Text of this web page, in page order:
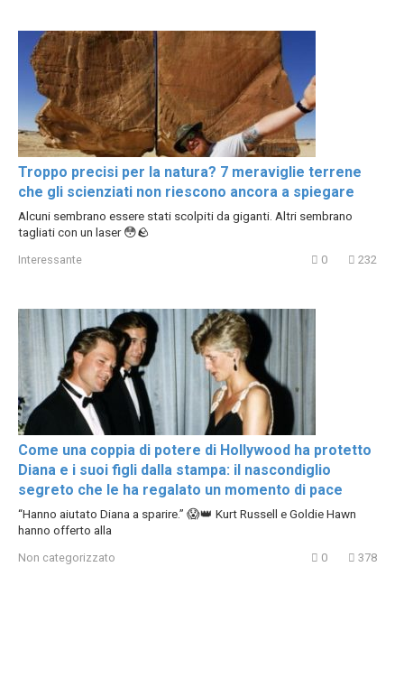
Troppo precisi per la natura? 7 meraviglie terrene
che gli scienziati non riescono ancora a spiegare
Alcuni sembrano essere stati scolpiti da giganti. Altri sembrano
tagliati con un laser 😳🪨
Interessante 0 232
Come una coppia di potere di Hollywood ha protetto
Diana e i suoi figli dalla stampa: il nascondiglio
segreto che le ha regalato un momento di pace
“Hanno aiutato Diana a sparire.” 😱👑 Kurt Russell e Goldie Hawn
hanno offerto alla
Non categorizzato 0 378